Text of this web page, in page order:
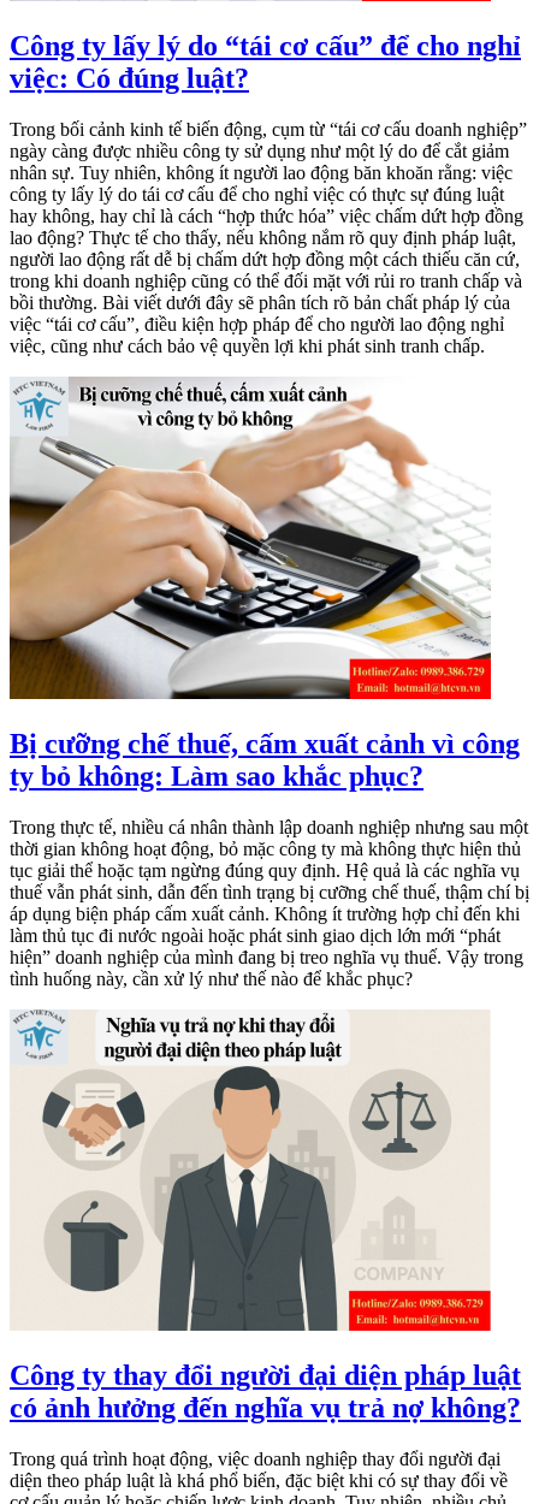
Công ty lấy lý do “tái cơ cấu” để cho nghỉ
việc: Có đúng luật?
Trong bối cảnh kinh tế biến động, cụm từ “tái cơ cấu doanh nghiệp”
ngày càng được nhiều công ty sử dụng như một lý do để cắt giảm
nhân sự. Tuy nhiên, không ít người lao động băn khoăn rằng: việc
công ty lấy lý do tái cơ cấu để cho nghỉ việc có thực sự đúng luật
hay không, hay chỉ là cách “hợp thức hóa” việc chấm dứt hợp đồng
lao động? Thực tế cho thấy, nếu không nắm rõ quy định pháp luật,
người lao động rất dễ bị chấm dứt hợp đồng một cách thiếu căn cứ,
trong khi doanh nghiệp cũng có thể đối mặt với rủi ro tranh chấp và
bồi thường. Bài viết dưới đây sẽ phân tích rõ bản chất pháp lý của
việc “tái cơ cấu”, điều kiện hợp pháp để cho người lao động nghỉ
việc, cũng như cách bảo vệ quyền lợi khi phát sinh tranh chấp.
Bị cưỡng chế thuế, cấm xuất cảnh vì công
ty bỏ không: Làm sao khắc phục?
Trong thực tế, nhiều cá nhân thành lập doanh nghiệp nhưng sau một
thời gian không hoạt động, bỏ mặc công ty mà không thực hiện thủ
tục giải thể hoặc tạm ngừng đúng quy định. Hệ quả là các nghĩa vụ
thuế vẫn phát sinh, dẫn đến tình trạng bị cưỡng chế thuế, thậm chí bị
áp dụng biện pháp cấm xuất cảnh. Không ít trường hợp chỉ đến khi
làm thủ tục đi nước ngoài hoặc phát sinh giao dịch lớn mới “phát
hiện” doanh nghiệp của mình đang bị treo nghĩa vụ thuế. Vậy trong
tình huống này, cần xử lý như thế nào để khắc phục?
Công ty thay đổi người đại diện pháp luật
có ảnh hưởng đến nghĩa vụ trả nợ không?
Trong quá trình hoạt động, việc doanh nghiệp thay đổi người đại
diện theo pháp luật là khá phổ biến, đặc biệt khi có sự thay đổi về